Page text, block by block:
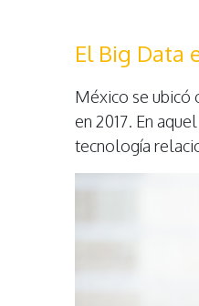
El Big Data
México se ubicó
en 2017. En
tecnología